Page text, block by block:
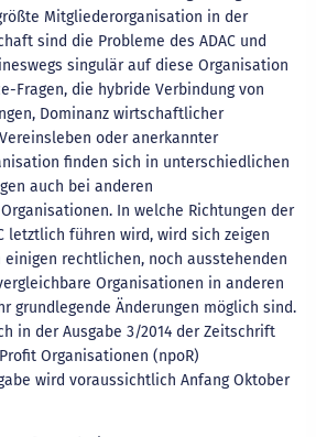
Mitgliederorganisation in der
sind die Probleme des ADAC und
singulär auf diese Organisation
Fragen, die hybride Verbindung von
Dominanz wirtschaftlicher
oder anerkannter
finden sich in unterschiedlichen
auch bei anderen
In welche Richtungen der
letztlich führen wird, wird sich zeigen
einigen rechtlichen, noch ausstehenden
Organisationen in anderen
grundlegende Änderungen möglich sind.
in der Ausgabe 3/2014 der Zeitschrift
Organisationen (npoR)
wird voraussichtlich Anfang Oktober